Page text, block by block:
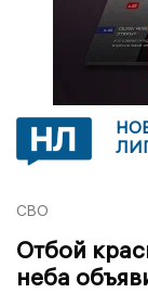
СВО
Отбой
неба